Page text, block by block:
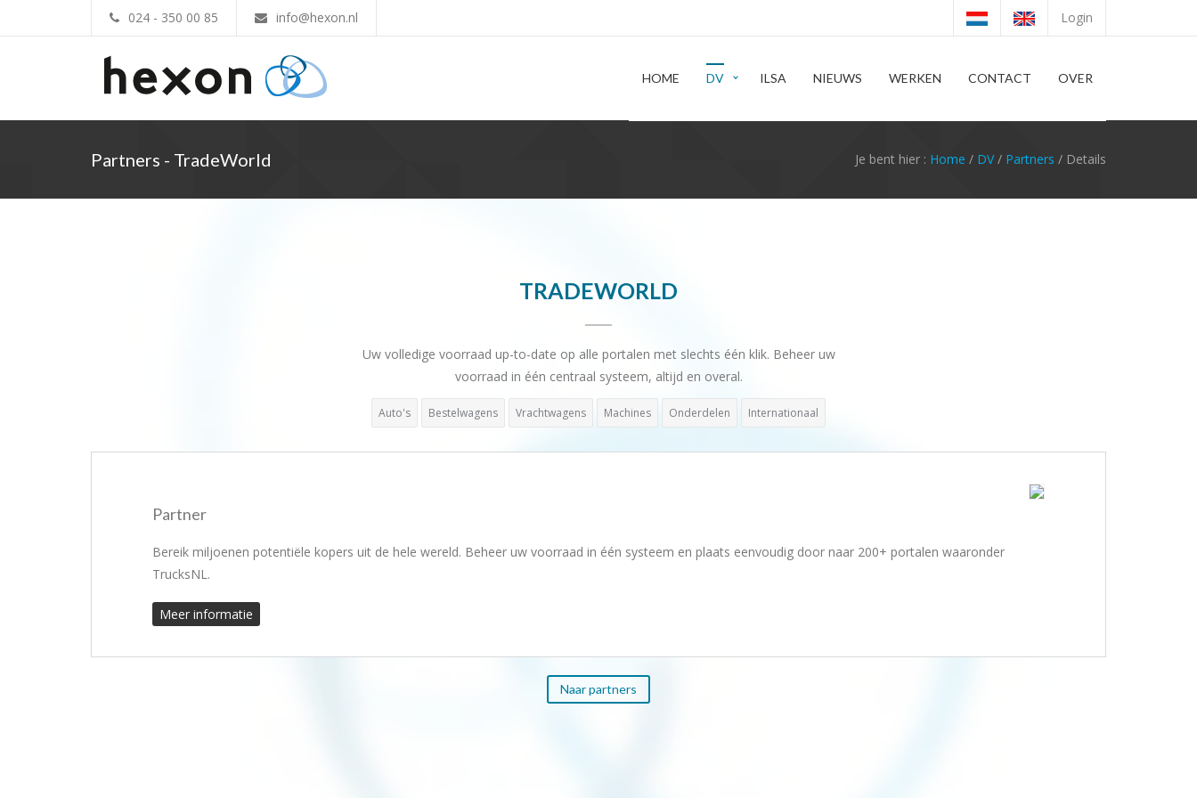
024 - 350 00 85 info@hexon.nl Login
HOME DV ILSA NIEUWS WERKEN CONTACT OVER
Partners - TradeWorld Je bent hier : Home / DV/ Partners / Details
TRADEWORLD
Uw volledige voorraad up-to-date op alle portalen met slechts één klik. Beheer uw
voorraad in één centraal systeem, altijd en overal.
Auto's Bestelwagens Vrachtwagens Machines Onderdelen Internationaal
Partner
Bereik miljoenen potentiële kopers uit de hele wereld. Beheer uw voorraad in één systeem en plaats eenvoudig door naar 200+ portalen waaronder
TrucksNL.
Meer informatie
Naar partners